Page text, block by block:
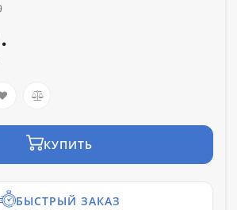
КУПИТЬ
БЫСТРЫЙ ЗАКАЗ